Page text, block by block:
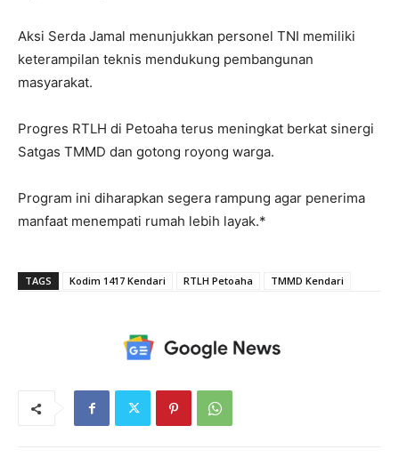
Aksi Serda Jamal menunjukkan personel TNI memiliki
keterampilan teknis mendukung pembangunan
masyarakat.
Progres RTLH di Petoaha terus meningkat berkat sinergi
Satgas TMMD dan gotong royong warga.
Program ini diharapkan segera rampung agar penerima
manfaat menempati rumah lebih layak.*
TAGS Kodim 1417 Kendari RTLH Petoaha TMMD Kendari